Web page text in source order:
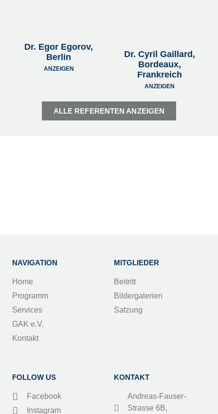
Dr. Egor Egorov,
Berlin
ANZEIGEN
Dr. Cyril Gaillard,
Bordeaux,
Frankreich
ANZEIGEN
ALLE REFERENTEN ANZEIGEN
NAVIGATION
Home
Programm
Services
GAK e.V.
Kontakt
MITGLIEDER
Beitritt
Bildergalerien
Satzung
FOLLOW US
Facebook
Instagram
KONTAKT
Andreas-Fauser-
Strasse 6B,